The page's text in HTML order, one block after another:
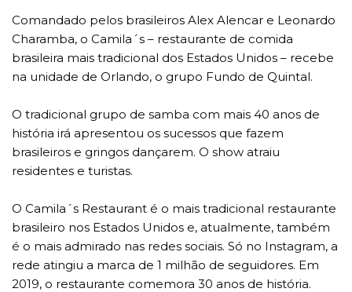
Comandado pelos brasileiros Alex Alencar e Leonardo
Charamba, o Camila´s – restaurante de comida
brasileira mais tradicional dos Estados Unidos – recebe
na unidade de Orlando, o grupo Fundo de Quintal.
O tradicional grupo de samba com mais 40 anos de
história irá apresentou os sucessos que fazem
brasileiros e gringos dançarem. O show atraiu
residentes e turistas.
O Camila´s Restaurant é o mais tradicional restaurante
brasileiro nos Estados Unidos e, atualmente, também
é o mais admirado nas redes sociais. Só no Instagram, a
rede atingiu a marca de 1 milhão de seguidores. Em
2019, o restaurante comemora 30 anos de história.